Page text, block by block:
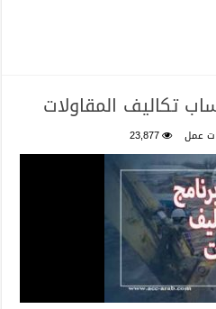
تكاليف المقاولات
عمل 23,877